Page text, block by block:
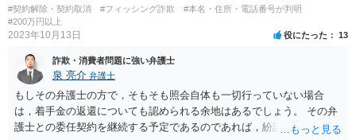
#契約解除・契約取消 #フィッシング詐欺
#本名・住所・電話番号が判明
#200万円以上
2023年10月13日 役にたった 13
詐欺・消費者問題に強い弁護士
泉 亮介 弁護士
もしその弁護士の方で，そもそも照会自体も一切行っていない場合
は，着手金の返還についても認められる余地はあるでしょう。 その弁
護士との委任契約を継続する予定であるのであれば，紛議調停等の手